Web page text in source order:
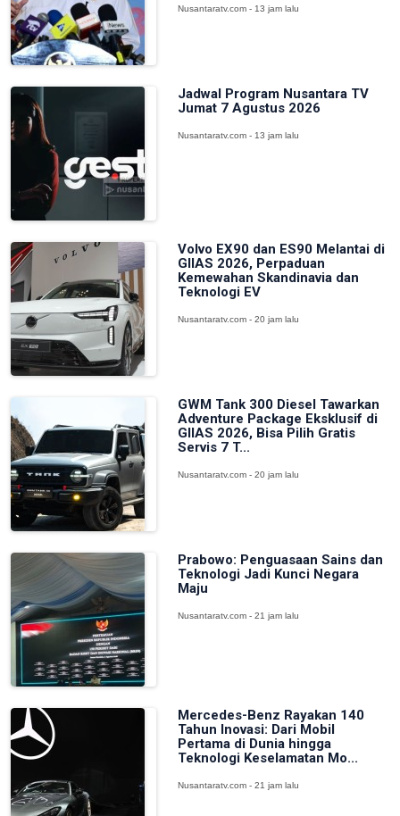
Nusantaratv.com - 13 jam lalu
Jadwal Program Nusantara TV
Jumat 7 Agustus 2026
Nusantaratv.com - 13 jam lalu
Volvo EX90 dan ES90 Melantai di
GIIAS 2026, Perpaduan
Kemewahan Skandinavia dan
Teknologi EV
Nusantaratv.com - 20 jam lalu
GWM Tank 300 Diesel Tawarkan
Adventure Package Eksklusif di
GIIAS 2026, Bisa Pilih Gratis
Servis 7 T...
Nusantaratv.com - 20 jam lalu
Prabowo: Penguasaan Sains dan
Teknologi Jadi Kunci Negara
Maju
Nusantaratv.com - 21 jam lalu
Mercedes-Benz Rayakan 140
Tahun Inovasi: Dari Mobil
Pertama di Dunia hingga
Teknologi Keselamatan Mo...
Nusantaratv.com - 21 jam lalu